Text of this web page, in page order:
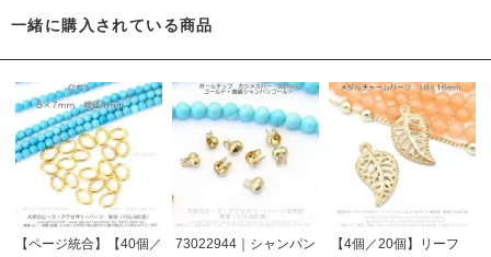
一緒に購入されている商品
【ページ統合】【40個／
73022944｜シャンパン
【4個／20個】リーフ